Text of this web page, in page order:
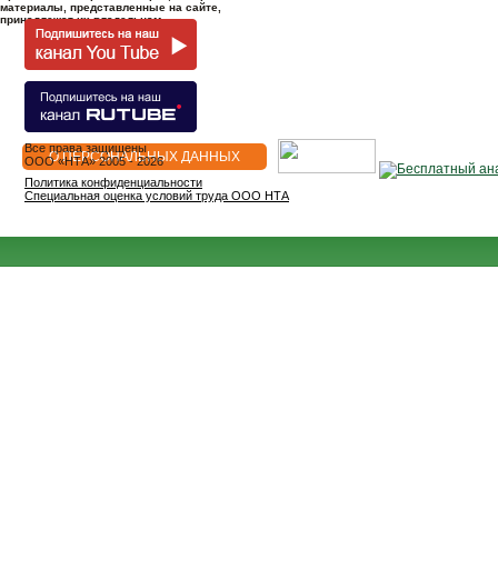
материалы, представленные на сайте,
принадлежат их владельцам.
О ПЕРСОНАЛЬНЫХ ДАННЫХ
Все права защищены
OOO «НТА» 2005 - 2026
Политика конфиденциальности
Специальная оценка условий труда ООО НТА